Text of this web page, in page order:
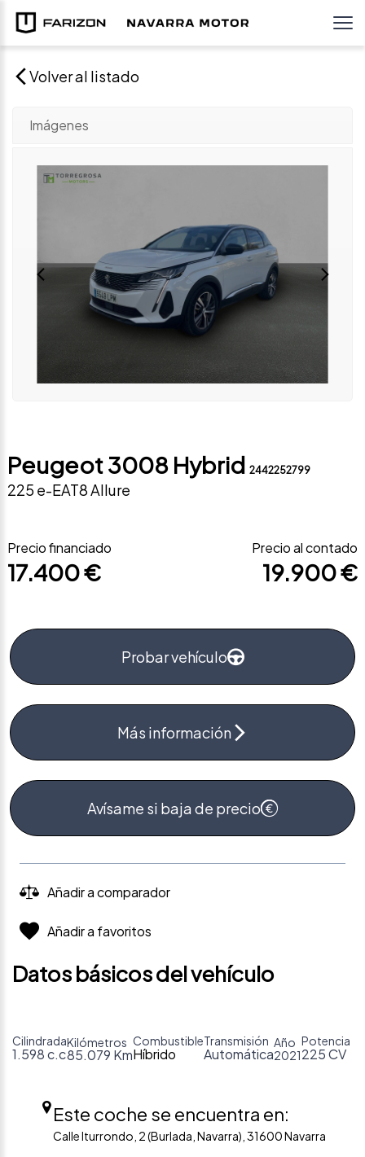
Volver al listado
Imágenes
Peugeot 3008 Hybrid 2442252799
225 e-EAT8 Allure
Precio financiado
17.400 €
Precio al contado
19.900 €
Probar vehículo
Más información
Avísame si baja de precio
Añadir a comparador
Añadir a favoritos
Datos básicos del vehículo
Cilindrada
1.598 c.c
Kilómetros
85.079 Km
Combustible
Híbrido
Transmisión
Automática
Año
2021
Potencia
225 CV
Este coche se encuentra en:
Calle Iturrondo, 2 (Burlada, Navarra), 31600 Navarra